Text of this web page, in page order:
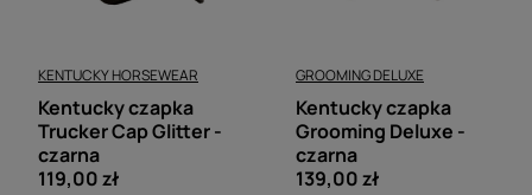
KENTUCKY HORSEWEAR
Kentucky czapka
Trucker Cap Glitter -
czarna
119,00 zł
GROOMING DELUXE
Kentucky czapka
Grooming Deluxe -
czarna
139,00 zł